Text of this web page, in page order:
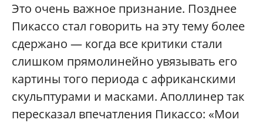
Это очень важное признание. Позднее
Пикассо стал говорить на эту тему более
сдержано — когда все критики стали
слишком прямолинейно увязывать его
картины того периода с африканскими
скульптурами и масками. Аполлинер так
пересказал впечатления Пикассо: «Мои